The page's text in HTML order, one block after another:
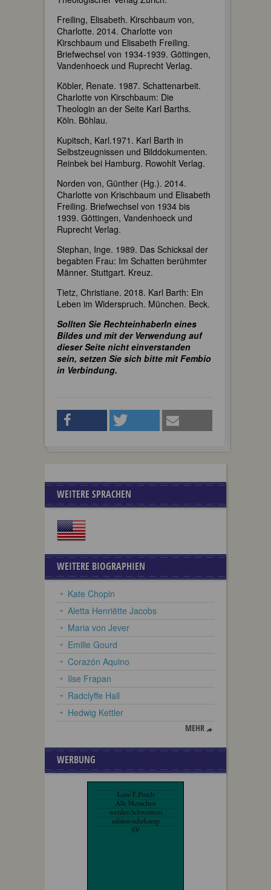
Freiling, Elisabeth. Kirschbaum von,
Charlotte. 2014. Charlotte von
Kirschbaum und Elisabeth Freiling.
Briefwechsel von 1934-1939. Göttingen,
Vandenhoeck und Ruprecht Verlag.
Köbler, Renate. 1987. Schattenarbeit.
Charlotte von Kirschbaum: Die
Theologin an der Seite Karl Barths.
Köln. Böhlau.
Kupitsch, Karl.1971. Karl Barth in
Selbstzeugnissen und Bilddokumenten.
Reinbek bei Hamburg. Rowohlt Verlag.
Norden von, Günther (Hg.). 2014.
Charlotte von Krischbaum und Elisabeth
Freiling. Briefwechsel von 1934 bis
1939. Göttingen, Vandenhoeck und
Ruprecht Verlag.
Stephan, Inge. 1989. Das Schicksal der
begabten Frau: Im Schatten berühmter
Männer. Stuttgart. Kreuz.
Tietz, Christiane. 2018. Karl Barth: Ein
Leben im Widerspruch. München. Beck.
Sollten Sie RechteinhaberIn eines
Bildes und mit der Verwendung auf
dieser Seite nicht einverstanden
sein, setzen Sie sich bitte mit Fembio
in Verbindung.
WEITERE SPRACHEN
WEITERE BIOGRAPHIEN
Kate Chopin
Aletta Henriëtte Jacobs
Maria von Jever
Emilie Gourd
Corazón Aquino
Ilse Frapan
Radclyffe Hall
Hedwig Kettler
MEHR
WERBUNG